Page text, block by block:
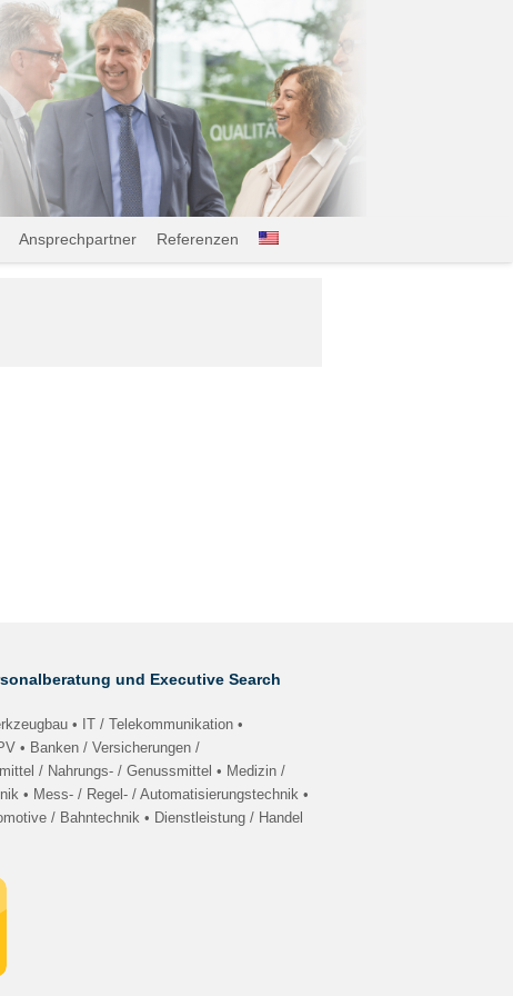
Ansprechpartner Referenzen
und Executive Search
• IT / Telekommunikation •
• Banken / Versicherungen /
/ Nahrungs- / Genussmittel • Medizin /
• Mess- / Regel- / Automatisierungstechnik •
/ Bahntechnik • Dienstleistung / Handel